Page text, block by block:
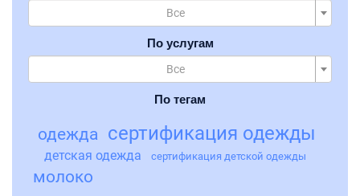
Все
По услугам
Все
По тегам
одежда сертификация одежды
детская одежда сертификация детской одежды
молоко